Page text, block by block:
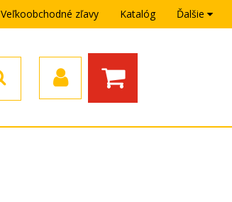
Veľkoobchodné zľavy Katalóg Ďalšie